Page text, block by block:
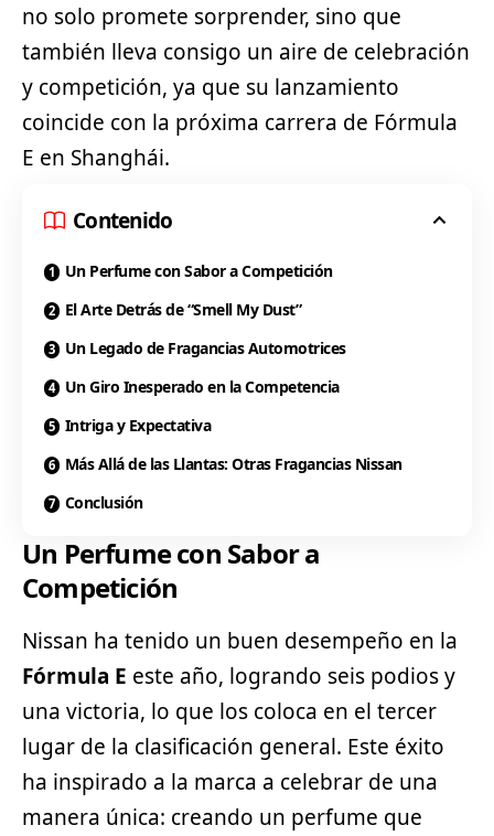
no solo promete sorprender, sino que
también lleva consigo un aire de celebración
y competición, ya que su lanzamiento
coincide con la próxima carrera de Fórmula
E en Shanghái.
Contenido
Un Perfume con Sabor a Competición
El Arte Detrás de “Smell My Dust”
Un Legado de Fragancias Automotrices
Un Giro Inesperado en la Competencia
Intriga y Expectativa
Más Allá de las Llantas: Otras Fragancias Nissan
Conclusión
Un Perfume con Sabor a
Competición
Nissan ha tenido un buen desempeño en la
Fórmula E este año, logrando seis podios y
una victoria, lo que los coloca en el tercer
lugar de la clasificación general. Este éxito
ha inspirado a la marca a celebrar de una
manera única: creando un perfume que